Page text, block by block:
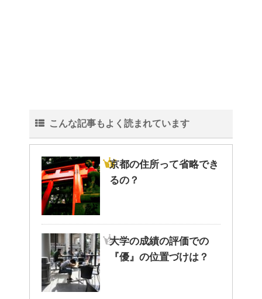
こんな記事もよく読まれています
京都の住所って省略でき
るの？
大学の成績の評価での
『優』の位置づけは？